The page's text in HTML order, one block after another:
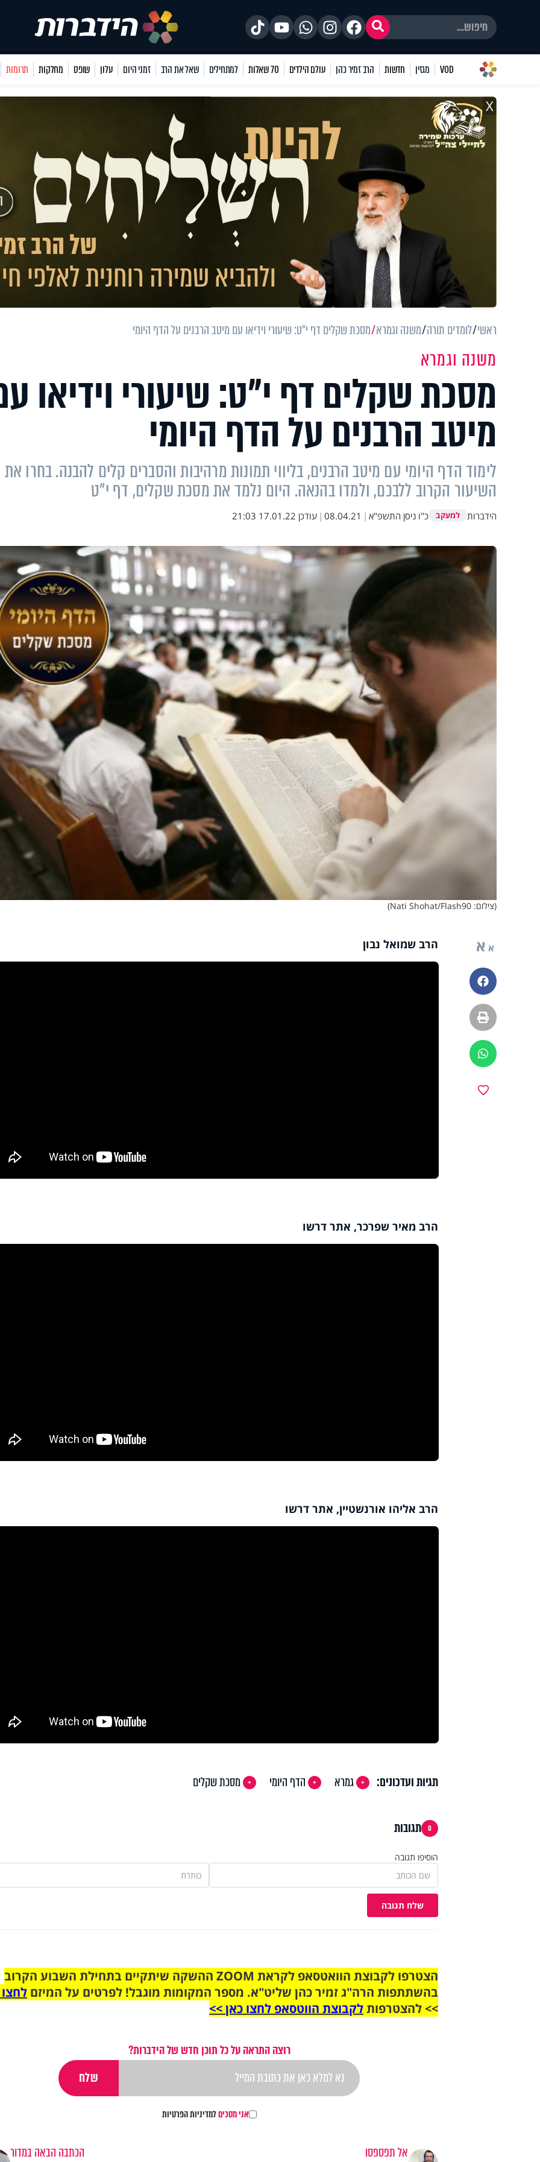
VOD מגזין חדשות הרב זמיר כהן עולם הילדים 70 שאלות למתחילים שאל את הרב זמני היום עלון שופס מחלקות תרומות
X
ראשי לומדים תורה משנה וגמרא מסכת שקלים דף י"ט: שיעורי וידיאו עם מיטב הרבנים על הדף היומי
משנה וגמרא
מסכת שקלים דף י"ט: שיעורי וידיאו
מיטב הרבנים על הדף היומי
לימוד הדף היומי עם מיטב הרבנים, בליווי תמונות מרהיבות והסברים קלים להבנה. בחרו את
השיעור הקרוב ללבכם, ולמדו בהנאה. היום נלמד את מסכת שקלים, דף י"ט
הידברות למעקב כ"ו ניסן התשפ"א |
08.04.21
| עודכן 17.01.22 21:03
(צילום: Nati Shohat/Flash90)
א א
פייסבוק
הדפסה
ווטסאפ
הרב שמואל נבון
הרב מאיר שפרכר, אתר דרשו
הרב אליהו אורנשטיין, אתר דרשו
תגיות ועדכונים: גמרא הדף היומי מסכת שקלים
0 תגובות
הוסיפו תגובה
שלח תגובה
הצטרפו לקבוצת הוואטסאפ לקראת ZOOM ההשקה שיתקיים בתחילת השבוע הקרוב
בהשתתפות הרה"ג זמיר כהן שליט"א. מספר המקומות מוגבל! לפרטים על המיזם
>> להצטרפותלקבוצת הווטסאפ לחצו כאן >>
רוצה התראה על כל תוכן חדש של הידברות?
אני מסכיםלמדיניות הפרטיות
אל תפספסו הכתבה הבאה במדור